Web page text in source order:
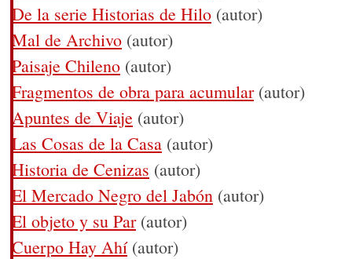
De la serie Historias de Hilo (autor)
Mal de Archivo (autor)
Paisaje Chileno (autor)
Fragmentos de obra para acumular(autor)
Apuntes de Viaje (autor)
Las Cosas de la Casa (autor)
Historia de Cenizas (autor)
El Mercado Negro del Jabón (autor)
El objeto y su Par(autor)
Cuerpo Hay Ahí(autor)